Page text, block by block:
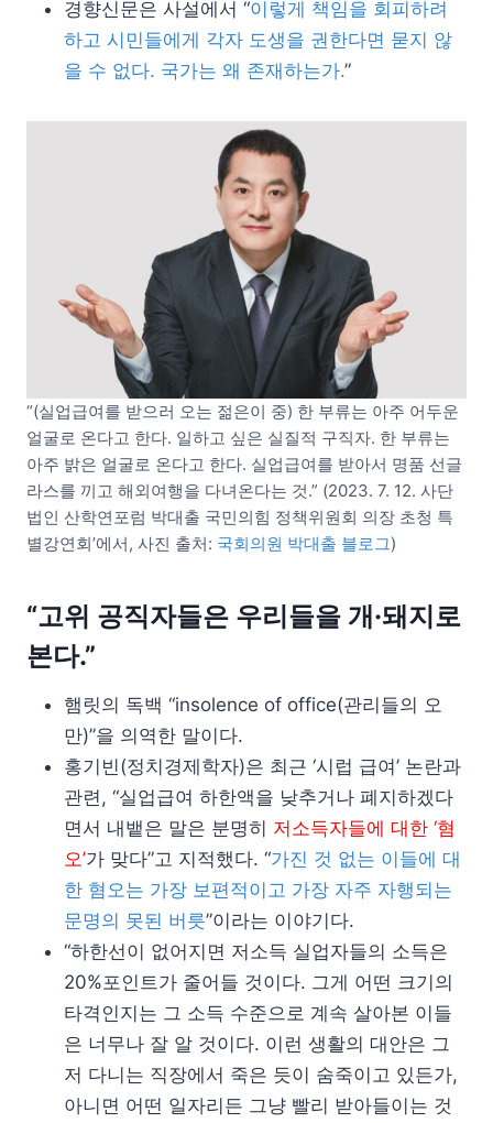
경향신문은 사설에서 “이렇게 책임을 회피하려
하고 시민들에게 각자 도생을 권한다면 묻지 않
을 수 없다. 국가는 왜 존재하는가.”
“(실업급여를 받으러 오는 젊은이 중) 한 부류는 아주 어두운
얼굴로 온다고 한다. 일하고 싶은 실질적 구직자. 한 부류는
아주 밝은 얼굴로 온다고 한다. 실업급여를 받아서 명품 선글
라스를 끼고 해외여행을 다녀온다는 것.” (2023. 7. 12. 사단
법인 산학연포럼 박대출 국민의힘 정책위원회 의장 초청 특
별강연회’에서, 사진 출처: 국회의원 박대출 블로그)
“고위 공직자들은 우리들을 개·돼지로
본다.”
햄릿의 독백 “insolence of office(관리들의 오
만)”을 의역한 말이다.
홍기빈(정치경제학자)은 최근 ‘시럽 급여’ 논란과
관련, “실업급여 하한액을 낮추거나 폐지하겠다
면서 내뱉은 말은 분명히 저소득자들에 대한 ‘혐
오’가 맞다”고 지적했다. “가진 것 없는 이들에 대
한 혐오는 가장 보편적이고 가장 자주 자행되는
문명의 못된 버릇”이라는 이야기다.
“하한선이 없어지면 저소득 실업자들의 소득은
20%포인트가 줄어들 것이다. 그게 어떤 크기의
타격인지는 그 소득 수준으로 계속 살아본 이들
은 너무나 잘 알 것이다. 이런 생활의 대안은 그
저 다니는 직장에서 죽은 듯이 숨죽이고 있든가,
아니면 어떤 일자리든 그냥 빨리 받아들이는 것